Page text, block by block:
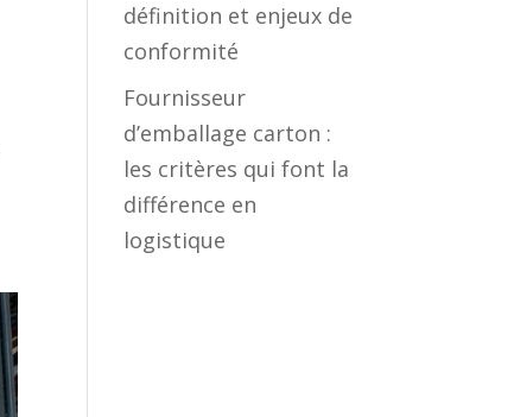
définition et enjeux de
conformité
Fournisseur
d’emballage carton :
les critères qui font la
différence en
logistique